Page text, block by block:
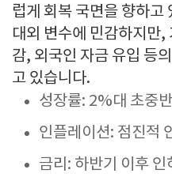
럽게 회복 국면을 향하고
대외 변수에 민감하지만,
감, 외국인 자금 유입 등
고 있습니다.
성장률: 2%대 초중
인플레이션: 점진적
금리: 하반기 이후